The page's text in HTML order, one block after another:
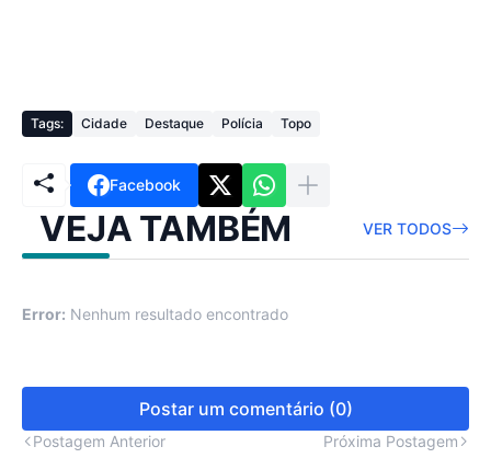
Tags: Cidade Destaque Polícia Topo
Facebook
VEJA TAMBÉM VER TODOS
Error: Nenhum resultado encontrado
Postar um comentário (0)
Postagem Anterior Próxima Postagem